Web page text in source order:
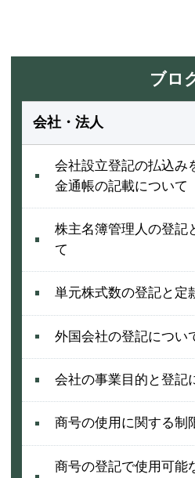
ブロ
会社・法人
会社設立登記の払込み
金通帳の記載について
株主名簿管理人の登記
て
単元株式数の登記と定
外国会社の登記につい
会社の事業目的と登記
商号の使用に関する制
商号の登記で使用可能